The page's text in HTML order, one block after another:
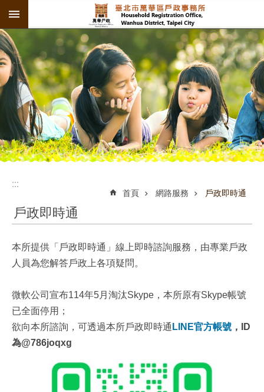
跳到主要內容區塊
:::
:::
首頁 網路服務 戶政即時通
戶政即時通
本所提供「戶政即時通」線上即時諮詢服務，由專業戶政
人員為您解答戶政上各項疑問。
微軟公司宣布114年5月淘汰Skype，本所原有Skype帳號
已全面停用；
欲向本所諮詢，可透過本所戶政即時通 LINE官方帳號 ，
ID
為@786joqxg